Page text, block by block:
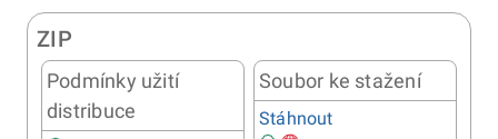
ZIP
Podmínky užití
distribuce
Soubor ke stažení
Stáhnout